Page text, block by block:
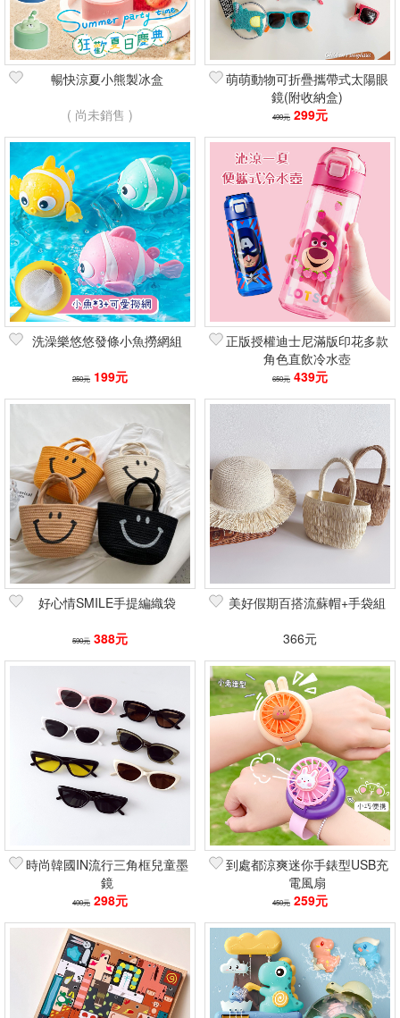
暢快涼夏小熊製冰盒
( 尚未銷售 )
萌萌動物可折疊攜帶式太陽眼
鏡(附收納盒)
499元 299元
洗澡樂悠悠發條小魚撈網組
250元 199元
正版授權迪士尼滿版印花多款
角色直飲冷水壺
650元 439元
好心情SMILE手提編織袋
590元 388元
美好假期百搭流蘇帽+手袋組
366元
時尚韓國IN流行三角框兒童墨
鏡
400元 298元
到處都涼爽迷你手錶型USB充
電風扇
450元 259元